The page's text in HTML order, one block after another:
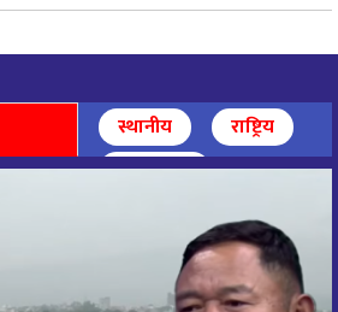
माताको दर्शन गरि, दिनको सुरुवात गर्दै,
जगज्जननी पाथिभरादेवीको दर्शन गरि
स्थानीय
राष्ट्रिय
अन्तर्राष्ट्रिय